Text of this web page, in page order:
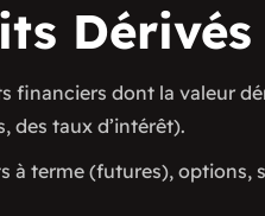
Dérivés
financiers dont la valeur
des taux d’intérêt).
à terme (futures), options,